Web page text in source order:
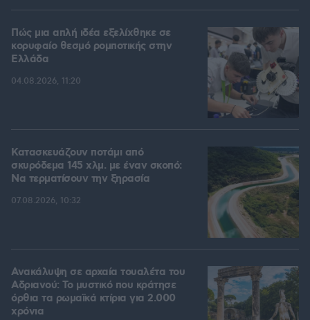
Πώς μια απλή ιδέα εξελίχθηκε σε
κορυφαίο θεσμό ρομποτικής στην
Ελλάδα
04.08.2026, 11:20
Κατασκευάζουν ποτάμι από
σκυρόδεμα 145 χλμ. με έναν σκοπό:
Να τερματίσουν την ξηρασία
07.08.2026, 10:32
Ανακάλυψη σε αρχαία τουαλέτα του
Αδριανού: Το μυστικό που κράτησε
όρθια τα ρωμαϊκά κτίρια για 2.000
χρόνια